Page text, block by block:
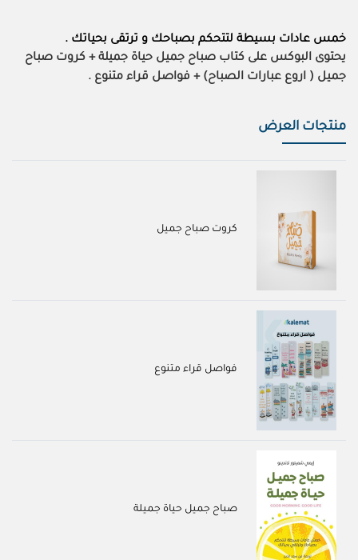
خمس عادات بسيطة لتتحكم بصباحك و ترتقى بحياتك .
يحتوى البوكس على كتاب صباح جميل حياة جميلة + كروت صباح
جميل ( اروع عبارات الصباح) + فواصل قراء متنوع .
منتجات العرض
كروت صباح جميل
فواصل قراء متنوع
صباح جميل حياة جميلة